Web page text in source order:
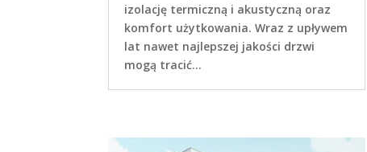
izolację termiczną i akustyczną oraz
komfort użytkowania. Wraz z upływem
lat nawet najlepszej jakości drzwi
mogą tracić...